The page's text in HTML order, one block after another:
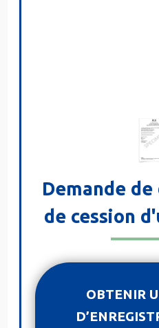
Demande
de cession
OBTENIR